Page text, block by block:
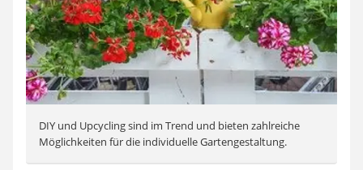
DIY und Upcycling sind im Trend und bieten zahlreiche
Möglichkeiten für die individuelle Gartengestaltung.